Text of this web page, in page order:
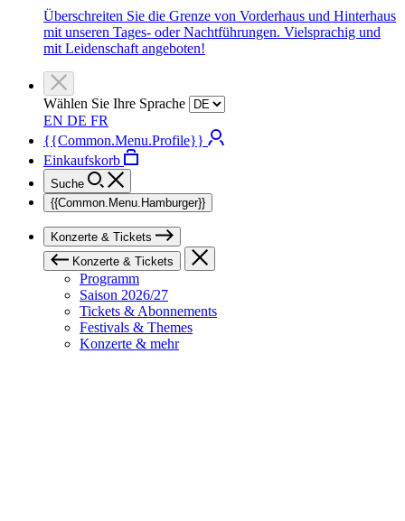
Überschreiten Sie die Grenze von Vorderhaus und Hinterhaus
mit unseren Tages- oder Nachtführungen. Vielsprachig und
mit Leidenschaft angeboten!
Wählen Sie Ihre Sprache
EN DE FR
{{Common.Menu.Profile}}
Einkaufskorb
Suche
{{Common.Menu.Hamburger}}
Konzerte & Tickets
Konzerte & Tickets
Programm
Saison 2026/27
Tickets & Abonnements
Festivals & Themes
Konzerte & mehr